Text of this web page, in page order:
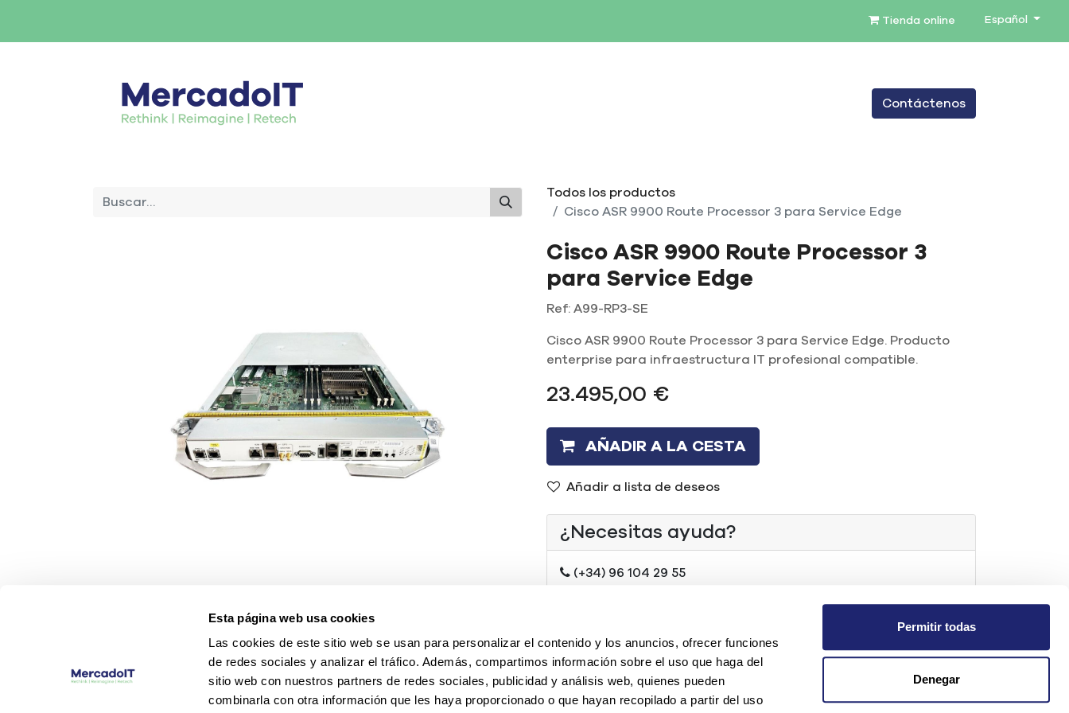
Esta página web usa cookies
Las cookies de este sitio web se usan para personalizar el contenido y los anuncios, ofrecer funciones
de redes sociales y analizar el tráfico. Además, compartimos información sobre el uso que haga del
sitio web con nuestros partners de redes sociales, publicidad y análisis web, quienes pueden
combinarla con otra información que les haya proporcionado o que hayan recopilado a partir del uso
Permitir todas
Denegar
Tienda online Español
BLOG
Contáctenos
Todos los productos
Cisco ASR 9900 Route Processor 3 para Service Edge
Cisco ASR 9900 Route Processor 3
para Service Edge
Ref: A99-RP3-SE
Cisco ASR 9900 Route Processor 3 para Service Edge. Producto
enterprise para infraestructura IT profesional compatible.
23.495,00 €
AÑADIR A LA CESTA
Añadir a lista de deseos
¿Necesitas ayuda?
(+34) 96 104 29 55
O chatea con nosotros
Tipo:REF